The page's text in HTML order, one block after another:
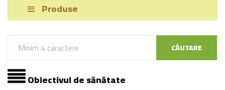
Produse
CĂUTARE
Obiectivul de sănătate